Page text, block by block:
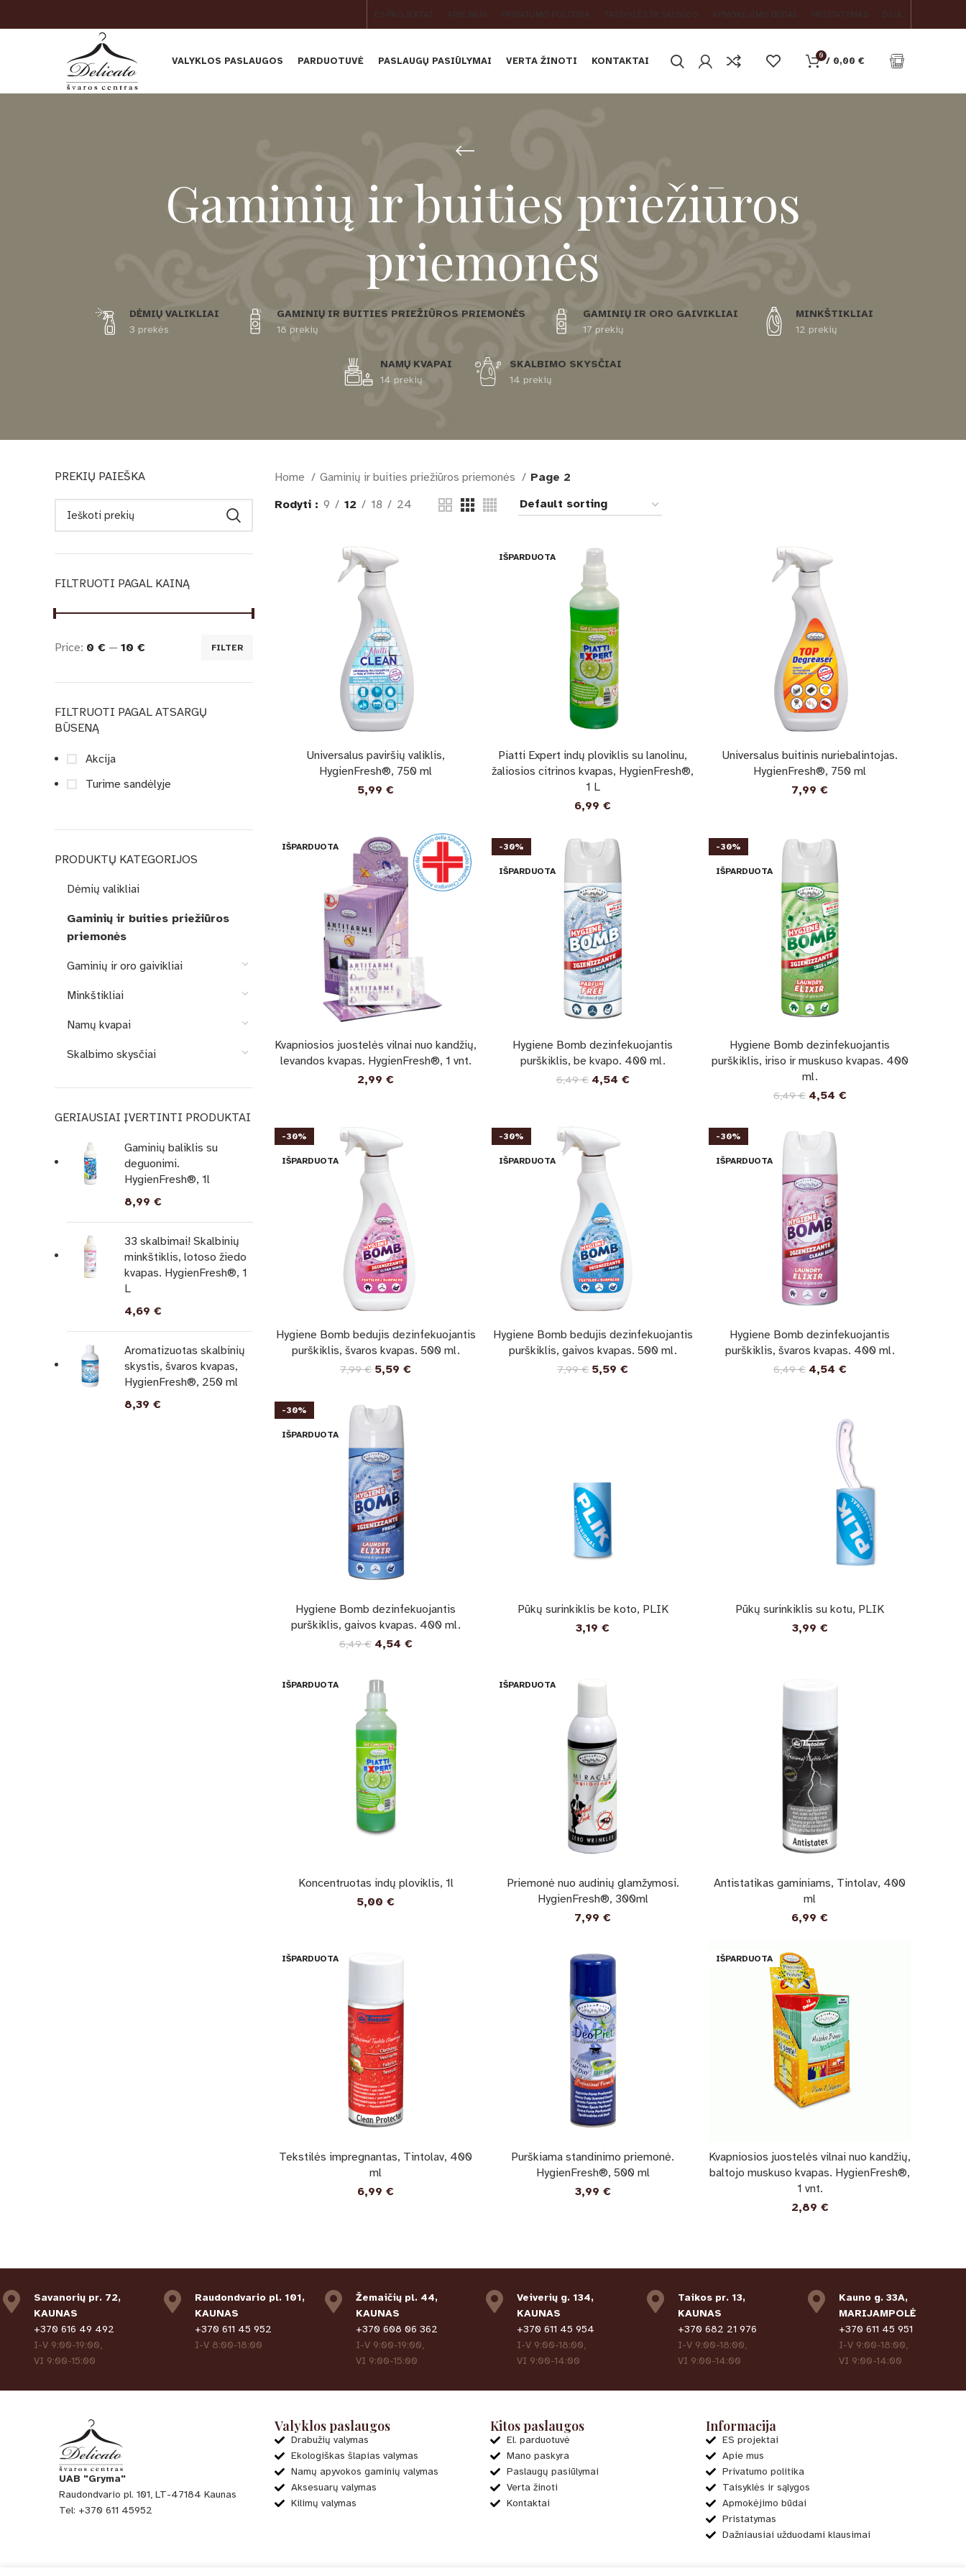
ES PROJEKTAI APIE MUS PRIVATUMO POLITIKA TAISYKLĖS IR SĄLYGOS APMOKĖJIMO BŪDAI PRISTATYMAS D.U.K.
VALYKLOS PASLAUGOS PARDUOTUVĖ PASLAUGŲ PASIŪLYMAI VERTA ŽINOTI KONTAKTAI 0 / 0,00 €
Gaminių ir buities priežiūros
priemonės
DĖMIŲ VALIKLIAI
3 prekės
GAMINIŲ IR BUITIES PRIEŽIŪROS PRIEMONĖS
18 prekių
GAMINIŲ IR ORO GAIVIKLIAI
17 prekių
MINKŠTIKLIAI
12 prekių
NAMŲ KVAPAI
14 prekių
SKALBIMO SKYSČIAI
14 prekių
PREKIŲ PAIEŠKA
FILTRUOTI PAGAL KAINĄ
FILTER
Price: 0 € — 10 €
FILTRUOTI PAGAL ATSARGŲ
BŪSENĄ
Akcija
Turime sandėlyje
PRODUKTŲ KATEGORIJOS
Dėmių valikliai
Gaminių ir buities priežiūros
priemonės
Gaminių ir oro gaivikliai
Minkštikliai
Namų kvapai
Skalbimo skysčiai
GERIAUSIAI ĮVERTINTI PRODUKTAI
Gaminių baliklis su
deguonimi.
HygienFresh®, 1l
8,99 €
33 skalbimai! Skalbinių
minkštiklis, lotoso žiedo
kvapas. HygienFresh®, 1
L
4,69 €
Aromatizuotas skalbinių
skystis, švaros kvapas,
HygienFresh®, 250 ml
8,39 €
Home Gaminių ir buities priežiūros priemonės
Page 2
Rodyti
9 12 18 24
Universalus paviršių valiklis,
HygienFresh®, 750 ml
5,99€
IŠPARDUOTA
Piatti Expert indų ploviklis su lanolinu,
žaliosios citrinos kvapas, HygienFresh®,
1 L
6,99€
Universalus buitinis nuriebalintojas.
HygienFresh®, 750 ml
7,99€
IŠPARDUOTA
Kvapniosios juostelės vilnai nuo kandžių,
levandos kvapas. HygienFresh®, 1 vnt.
2,99€
-30%
IŠPARDUOTA
Hygiene Bomb dezinfekuojantis
purškiklis, be kvapo. 400 ml.
6,49€ 4,54 €
-30%
IŠPARDUOTA
Hygiene Bomb dezinfekuojantis
purškiklis, iriso ir muskuso kvapas. 400
ml.
6,49€ 4,54 €
-30%
IŠPARDUOTA
Hygiene Bomb bedujis dezinfekuojantis
purškiklis, švaros kvapas. 500 ml.
7,99€ 5,59€
-30%
IŠPARDUOTA
Hygiene Bomb bedujis dezinfekuojantis
purškiklis, gaivos kvapas. 500 ml.
7,99€ 5,59€
-30%
IŠPARDUOTA
Hygiene Bomb dezinfekuojantis
purškiklis, švaros kvapas. 400 ml.
6,49€ 4,54 €
-30%
IŠPARDUOTA
Hygiene Bomb dezinfekuojantis
purškiklis, gaivos kvapas. 400 ml.
6,49€ 4,54 €
Pūkų surinkiklis be koto, PLIK
3,19€
Pūkų surinkiklis su kotu, PLIK
3,99 €
IŠPARDUOTA
Koncentruotas indų ploviklis, 1l
5,00€
IŠPARDUOTA
Priemonė nuo audinių glamžymosi.
HygienFresh®, 300ml
7,99€
Antistatikas gaminiams, Tintolav, 400
ml
6,99€
IŠPARDUOTA
Tekstilės impregnantas, Tintolav, 400
ml
6,99€
Purškiama standinimo priemonė.
HygienFresh®, 500 ml
3,99 €
IŠPARDUOTA
Kvapniosios juostelės vilnai nuo kandžių,
baltojo muskuso kvapas. HygienFresh®,
1 vnt.
2,89 €
Savanorių pr. 72,
KAUNAS
+370 616 49 492
I-V 9:00-19:00,
VI 9:00-15:00
Raudondvario pl. 101,
KAUNAS
+370 611 45 952
I-V 8:00-18:00
Žemaičių pl. 44,
KAUNAS
+370 608 06 362
I-V 9:00-19:00,
VI 9:00-15:00
Veiverių g. 134,
KAUNAS
+370 611 45 954
I-V 9:00-18:00,
VI 9:00-14:00
Taikos pr. 13,
KAUNAS
+370 682 21 976
I-V 9:00-18:00,
VI 9:00-14:00
Kauno g. 33A,
MARIJAMPOLĖ
+370 611 45 951
I-V 9:00-18:00,
VI 9:00-14:00
UAB "Gryma"
Raudondvario pl. 101, LT-47184 Kaunas
Tel: +370 611 45952
Valyklos paslaugos
Drabužių valymas
Ekologiškas šlapias valymas
Namų apyvokos gaminių valymas
Aksesuarų valymas
Kilimų valymas
Kitos paslaugos
El. parduotuvė
Mano paskyra
Paslaugų pasiūlymai
Verta žinoti
Kontaktai
Informacija
ES projektai
Apie mus
Privatumo politika
Taisyklės ir sąlygos
Apmokėjimo būdai
Pristatymas
Dažniausiai užduodami klausimai